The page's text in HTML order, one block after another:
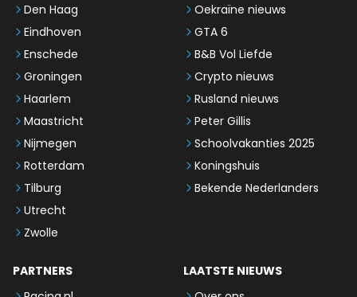
Den Haag
Eindhoven
Enschede
Groningen
Haarlem
Maastricht
Nijmegen
Rotterdam
Tilburg
Utrecht
Zwolle
Oekraïne nieuws
GTA 6
B&B Vol Liefde
Crypto nieuws
Rusland nieuws
Peter Gillis
Schoolvakanties 2025
Koningshuis
Bekende Nederlanders
PARTNERS
LAATSTE NIEUWS